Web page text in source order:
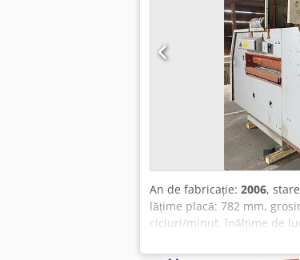
An de fabricație: 2006,
lățime placă: 782 mm,
cicluri/minut, înălțime de